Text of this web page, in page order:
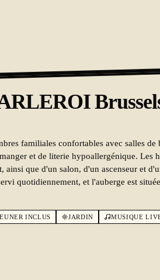
familiales confortables avec salles de
et de literie hypoallergénique. Les
ainsi que d'un salon, d'un ascenseur et
quotidiennement, et l'auberge est
INCLUS JARDIN MUSIQUE